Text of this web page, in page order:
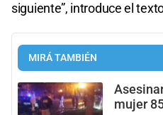
siguiente”, introduce el
MIRÁ TAMBIÉN
mujer